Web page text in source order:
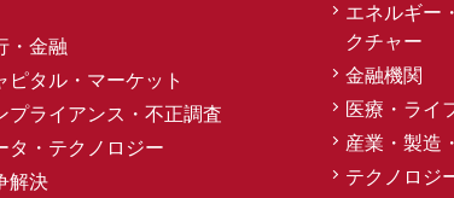
・金融
ピタル・マーケット
プライアンス・不正調査
タ・テクノロジー
解決
エネルギー
クチャー
金融機関
医療・ライ
産業・製造
テクノロジ